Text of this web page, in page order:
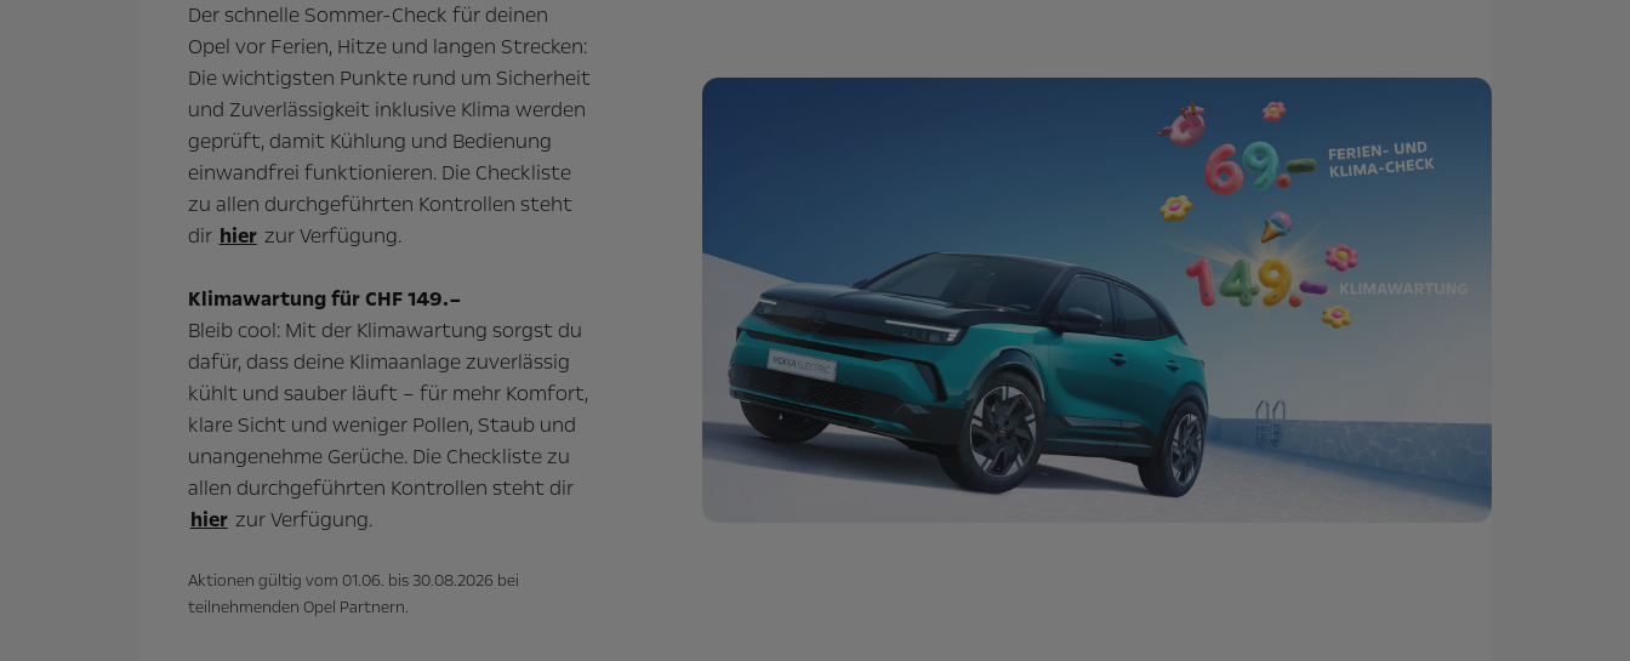
Der schnelle Sommer-Check für deinen
Opel vor Ferien, Hitze und langen Strecken:
Die wichtigsten Punkte rund um Sicherheit
und Zuverlässigkeit inklusive Klima werden
geprüft, damit Kühlung und Bedienung
einwandfrei funktionieren. Die Checkliste
zu allen durchgeführten Kontrollen steht
dir hier zur Verfügung.
Klimawartung für CHF 149.–
Bleib cool: Mit der Klimawartung sorgst du
dafür, dass deine Klimaanlage zuverlässig
kühlt und sauber läuft – für mehr Komfort,
klare Sicht und weniger Pollen, Staub und
unangenehme Gerüche. Die Checkliste zu
allen durchgeführten Kontrollen steht dir
hier zur Verfügung.
Aktionen gültig vom 01.06. bis 30.08.2026 bei
teilnehmenden Opel Partnern.